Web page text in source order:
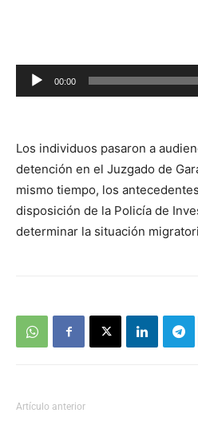
Reproductor
de
00:00
Los individuos pasaron a
detención en el Juzgado de
mismo tiempo, los
disposición de la Policía de
determinar la situación
Artículo anterior